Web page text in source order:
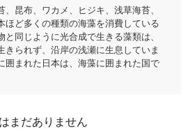
昆布、ワカメ、ヒジキ、浅草海苔、
ほど多くの種類の海藻を消費している
同じように光合成で生きる藻類は、
きられず、沿岸の浅瀬に生息していま
囲まれた日本は、海藻に囲まれた国で
まだありません